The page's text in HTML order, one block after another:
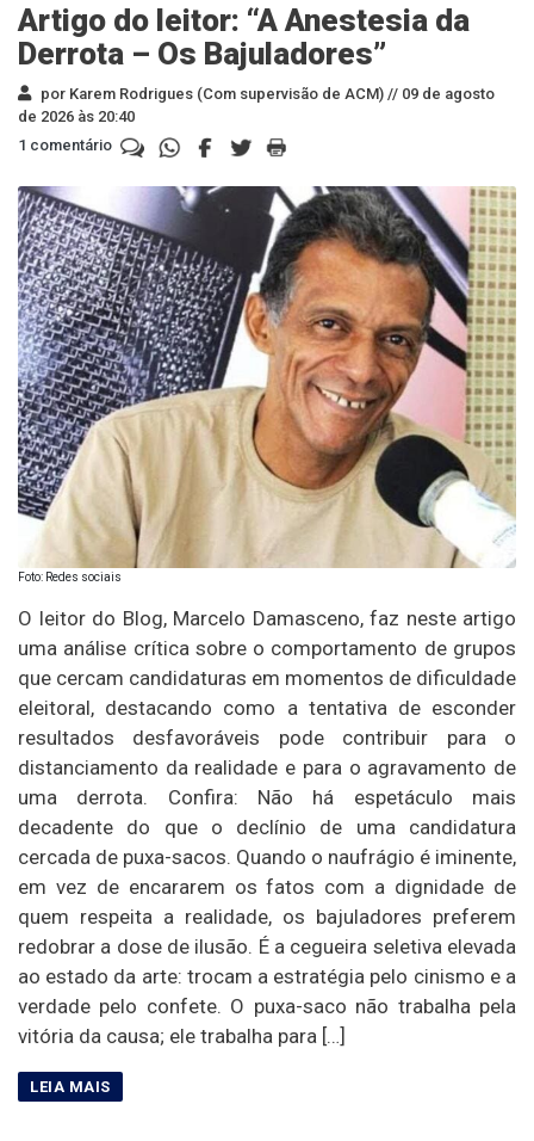
Artigo do leitor: “A Anestesia da
Derrota – Os Bajuladores”
por Karem Rodrigues (Com supervisão de ACM) // 09 de agosto
de 2026 às 20:40
1 comentário
Foto: Redes sociais
O leitor do Blog, Marcelo Damasceno, faz neste artigo
uma análise crítica sobre o comportamento de grupos
que cercam candidaturas em momentos de dificuldade
eleitoral, destacando como a tentativa de esconder
resultados desfavoráveis pode contribuir para o
distanciamento da realidade e para o agravamento de
uma derrota. Confira: Não há espetáculo mais
decadente do que o declínio de uma candidatura
cercada de puxa-sacos. Quando o naufrágio é iminente,
em vez de encararem os fatos com a dignidade de
quem respeita a realidade, os bajuladores preferem
redobrar a dose de ilusão. É a cegueira seletiva elevada
ao estado da arte: trocam a estratégia pelo cinismo e a
verdade pelo confete. O puxa-saco não trabalha pela
vitória da causa; ele trabalha para […]